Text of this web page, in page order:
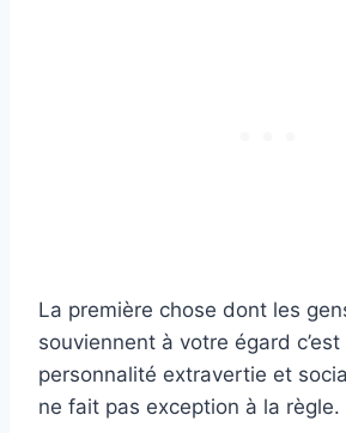
La première chose dont les
souviennent à votre égard c’est
personnalité extravertie et
ne fait pas exception à la règle.